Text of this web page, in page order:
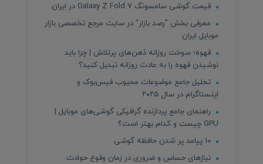
قیمت گوشی سامسونگ Galaxy Z Fold 7 در ایران
معرفی بخش "رصد بازار" در سایت مرجع تخصصی بازار
موبایل ایران
قهوه؛ سوخت روزانه ذهن‌های پرتلاش | چرا باید
نوشیدن قهوه را به عادت روزانه تبدیل کنید؟
تحلیل جامع موضوعات محبوب فیس‌بوک و
اینستاگرام در سال ۲۰۲۵
راهنمای جامع پردازنده‌ گرافیکی گوشی‌های موبایل |
GPU چیست و کدام بهتر است؟
نیازهای حساس و ضروری در زمان وقوع حوادث